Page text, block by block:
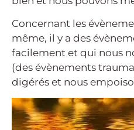
Concernant les
même, il y a des
facilement et qui nous
(des évènements
digérés et nous